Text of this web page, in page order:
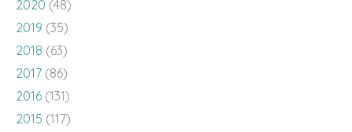
2020 (48)
2019 (35)
2018 (63)
2017 (86)
2016 (131)
2015 (117)